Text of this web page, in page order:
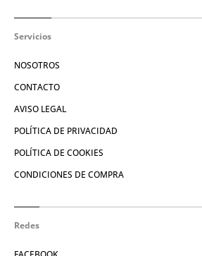
Servicios
NOSOTROS
CONTACTO
AVISO LEGAL
POLÍTICA DE PRIVACIDAD
POLÍTICA DE COOKIES
CONDICIONES DE COMPRA
Redes